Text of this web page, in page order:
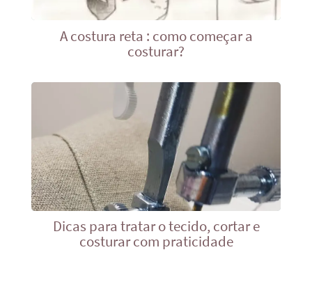
A costura reta : como começar a
costurar?
Dicas para tratar o tecido, cortar e
costurar com praticidade